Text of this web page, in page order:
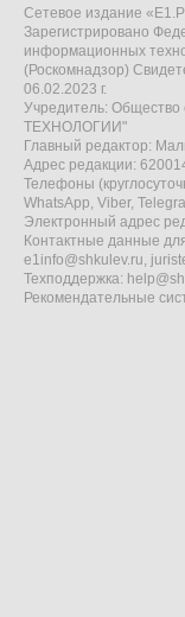
Сетевое издание
Зарегистрировано
информационных
(Роскомнадзор)
06.02.2023 г.
Учредитель: Общество
ТЕХНОЛОГИИ"
Главный редактор:
Адрес редакции:
Телефоны
WhatsApp, Viber,
Электронный адрес
Контактные данные
e1info@shkulev.ru,
Техподдержка:
Рекомендательные